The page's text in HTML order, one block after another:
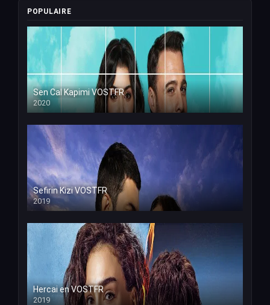
POPULAIRE
Sen Cal Kapimi VOSTFR
2020
Sefirin Kizi VOSTFR
2019
Hercai en VOSTFR
2019